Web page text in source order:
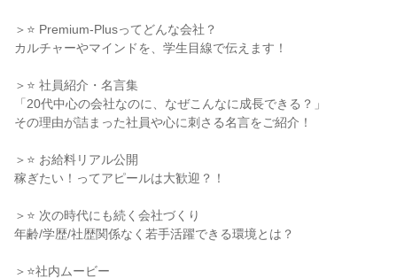
＞⭐ Premium-Plusってどんな会社？
カルチャーやマインドを、学生目線で伝えます！
＞⭐ 社員紹介・名言集
「20代中心の会社なのに、なぜこんなに成長できる？」
その理由が詰まった社員や心に刺さる名言をご紹介！
＞⭐ お給料リアル公開
稼ぎたい！ってアピールは大歓迎？！
＞⭐ 次の時代にも続く会社づくり
年齢/学歴/社歴関係なく若手活躍できる環境とは？
＞⭐社内ムービー